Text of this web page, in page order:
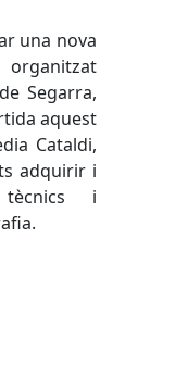
una nova
organitzat
Segarra,
aquest
Cataldi,
adquirir i
tècnics i